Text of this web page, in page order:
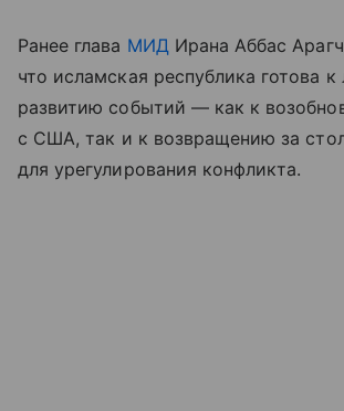
Ранее глава МИДИрана Аббас
что исламская республика готова
развитию событий — как к
с США, так и к возвращению за
для урегулирования конфликта.